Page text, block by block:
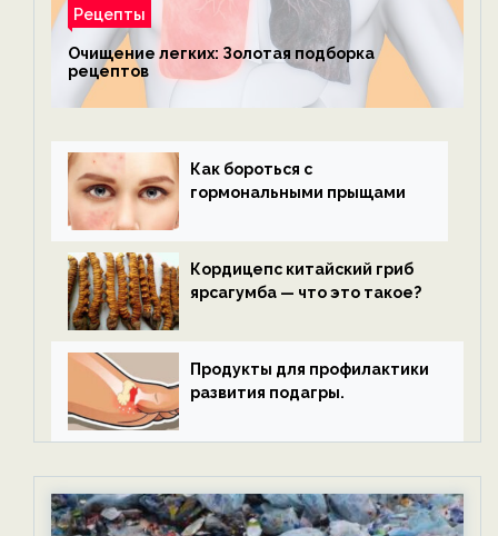
Рецепты
Очищение легких: Золотая подборка
рецептов
Как бороться с
гормональными прыщами
Кордицепс китайский гриб
ярсагумба — что это такое?
Продукты для профилактики
развития подагры.